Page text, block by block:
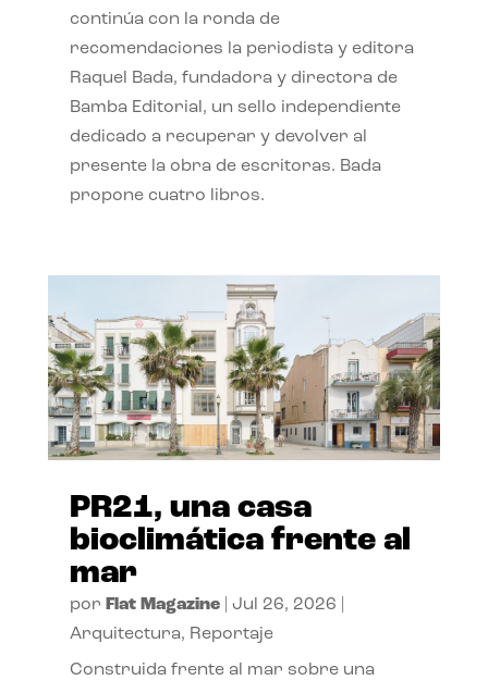
continúa con la ronda de
recomendaciones la periodista y editora
Raquel Bada, fundadora y directora de
Bamba Editorial, un sello independiente
dedicado a recuperar y devolver al
presente la obra de escritoras. Bada
propone cuatro libros.
PR21, una casa
bioclimática frente al
mar
por Flat Magazine| Jul 26, 2026
Arquitectura, Reportaje
Construida frente al mar sobre una